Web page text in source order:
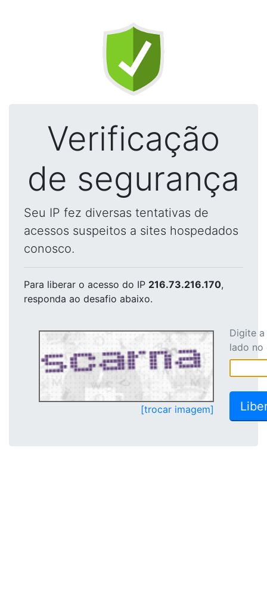
Verificação
de segurança
Seu IP fez diversas tentativas de
acessos suspeitos a sites hospedados
conosco.
Para liberar o acesso do IP 216.73.216.170,
responda ao desafio abaixo.
[trocar imagem]
Digite
lado no